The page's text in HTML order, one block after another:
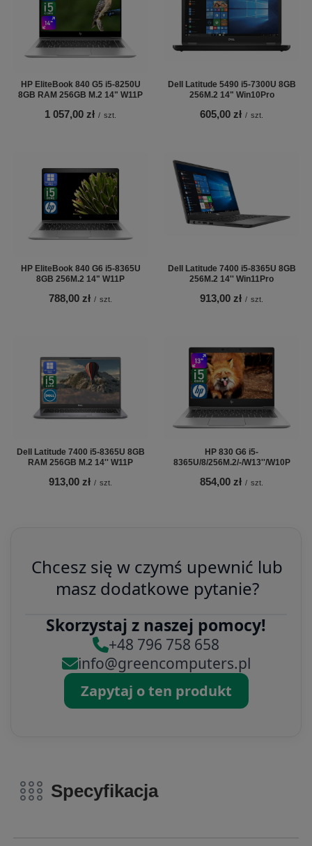
HP EliteBook 840 G5 i5-8250U
8GB RAM 256GB M.2 14" W11P
1 057,00 zł / szt.
Dell Latitude 5490 i5-7300U 8GB
256M.2 14" Win10Pro
605,00 zł / szt.
HP EliteBook 840 G6 i5-8365U
8GB 256M.2 14" W11P
788,00 zł / szt.
Dell Latitude 7400 i5-8365U 8GB
256M.2 14'' Win11Pro
913,00 zł / szt.
Dell Latitude 7400 i5-8365U 8GB
RAM 256GB M.2 14'' W11P
913,00 zł / szt.
HP 830 G6 i5-
8365U/8/256M.2/-/W13''/W10P
854,00 zł / szt.
Chcesz się w czymś upewnić lub
masz dodatkowe pytanie?
Skorzystaj z naszej pomocy!
+48 796 758 658
info@greencomputers.pl
Zapytaj o ten produkt
Specyfikacja